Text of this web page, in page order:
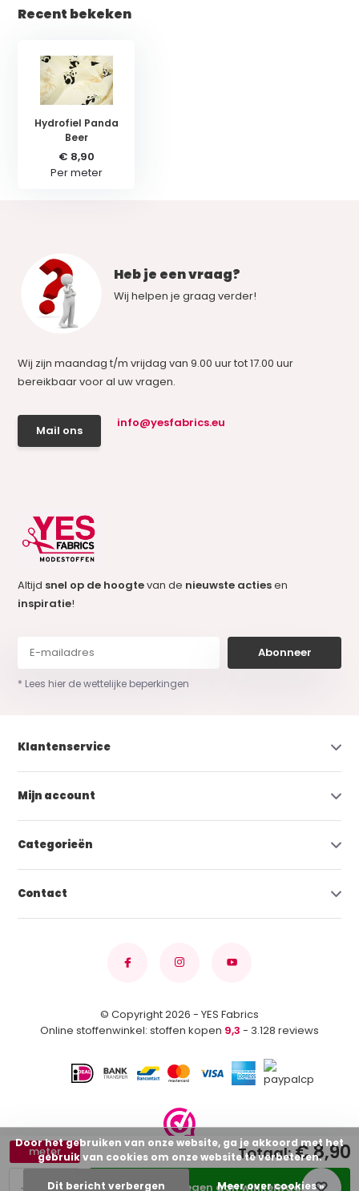
meter
Toevoegen aan winkelwagen
Totaal:€ 8,90
Recent bekeken
Hydrofiel Panda
Beer
€ 8,90
Per meter
Heb je een vraag?
Wij helpen je graag verder!
Wij zijn maandag t/m vrijdag van 9.00 uur tot 17.00 uur
bereikbaar voor al uw vragen.
Mail ons
info@yesfabrics.eu
Altijd snel op de hoogtevan de nieuwste actiesen
inspiratie!
Abonneer
* Lees hier de wettelijke beperkingen
Klantenservice
Mijn account
Categorieën
Contact
© Copyright 2026 - YES Fabrics
Online stoffenwinkel: stoffen kopen 9,3 - 3.128 reviews
Door het gebruiken van onze website, ga je akkoord met het
gebruik van cookies om onze website te verbeteren.
Dit bericht verbergen Meer over cookies »